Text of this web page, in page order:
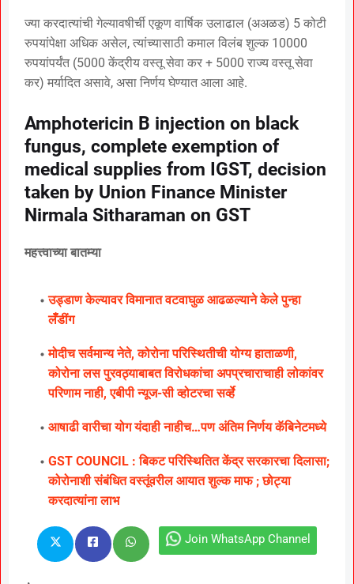
ज्या करदात्यांची गेल्यावषीर्ची एकूण वार्षिक उलाढाल (अअळड) 5 कोटी
रुपयांपेक्षा अधिक असेल, त्यांच्यासाठी कमाल विलंब शुल्क 10000
रुपयांपर्यंत (5000 केंद्रीय वस्तू सेवा कर + 5000 राज्य वस्तू सेवा
कर) मर्यादित असावे, असा निर्णय घेण्यात आला आहे.
Amphotericin B injection on black
fungus, complete exemption of
medical supplies from IGST, decision
taken by Union Finance Minister
Nirmala Sitharaman on GST
महत्त्वाच्या बातम्या
उड्डाण केल्यावर विमानात वटवाघुळ आढळल्याने केले पुन्हा
लॅँडींग
मोदीच सर्वमान्य नेते, कोरोना परिस्थितीची योग्य हाताळणी,
कोरोना लस पुरवठ्याबाबत विरोधकांचा अपप्रचाराचाही लोकांवर
परिणाम नाही, एबीपी न्यूज-सी व्होटरचा सर्व्हे
आषाढी वारीचा योग यंदाही नाहीच…पण अंतिम निर्णय कॅबिनेटमध्ये
GST COUNCIL : बिकट परिस्थितित केंद्र सरकारचा दिलासा;
कोरोनाशी संबंधित वस्तूंवरील आयात शुल्क माफ ; छोट्या
करदात्यांना लाभ
Join WhatsApp Channel